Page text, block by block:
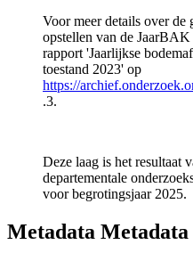
Voor meer details over de
opstellen van de
rapport 'Jaarlijkse
toestand 2023' op
https://
.3.
Deze laag is het resultaat
departementale
voor begrotingsjaar 2025.
Metadata Metadata